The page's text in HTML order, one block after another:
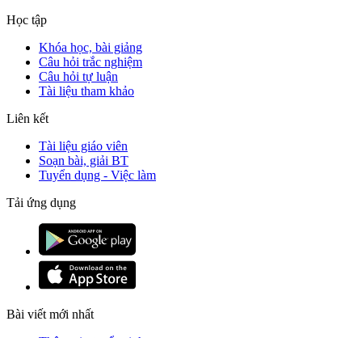
Học tập
Khóa học, bài giảng
Câu hỏi trắc nghiệm
Câu hỏi tự luận
Tài liệu tham khảo
Liên kết
Tài liệu giáo viên
Soạn bài, giải BT
Tuyển dụng - Việc làm
Tải ứng dụng
Bài viết mới nhất